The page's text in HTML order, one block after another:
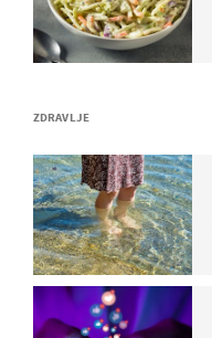
ZDRAVLJE